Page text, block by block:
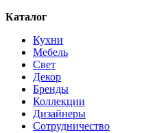
Каталог
Кухни
Мебель
Свет
Декор
Бренды
Коллекции
Дизайнеры
Сотрудничество